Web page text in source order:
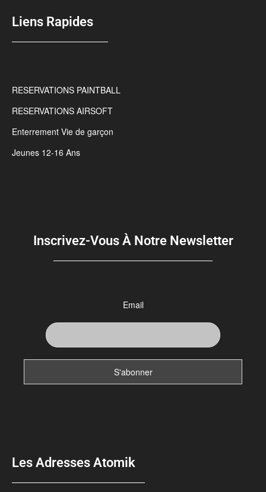
Liens Rapides
RESERVATIONS PAINTBALL
RESERVATIONS AIRSOFT
Enterrement Vie de garçon
Jeunes 12-16 Ans
Inscrivez-Vous À Notre Newsletter
Email
Les Adresses Atomik